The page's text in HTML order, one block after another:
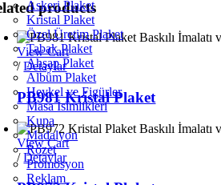
Askeri Plaket
Kristal Plaket
Özel Üretim Plaket
Tabak Plaket
Ahşap Plaket
Albüm Plaket
Heykel ve Figürler
Masa İsimlikleri
Kupa
Madalyon
Rozet
Promosyon
Reklam
products
View Cart
/ Detaylar
PB981 Kristal Plaket
View Cart
/ Detaylar